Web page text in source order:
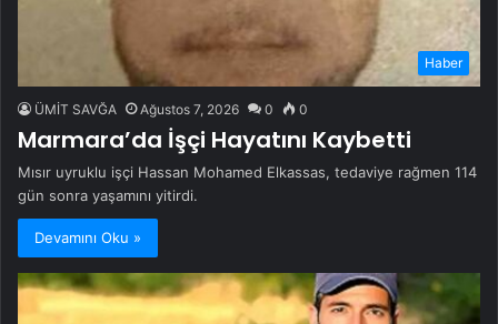
Haber
ÜMİT SAVĞA Ağustos 7, 2026 0 0
Marmara’da İşçi Hayatını Kaybetti
Mısır uyruklu işçi Hassan Mohamed Elkassas, tedaviye rağmen 114
gün sonra yaşamını yitirdi.
Devamını Oku »